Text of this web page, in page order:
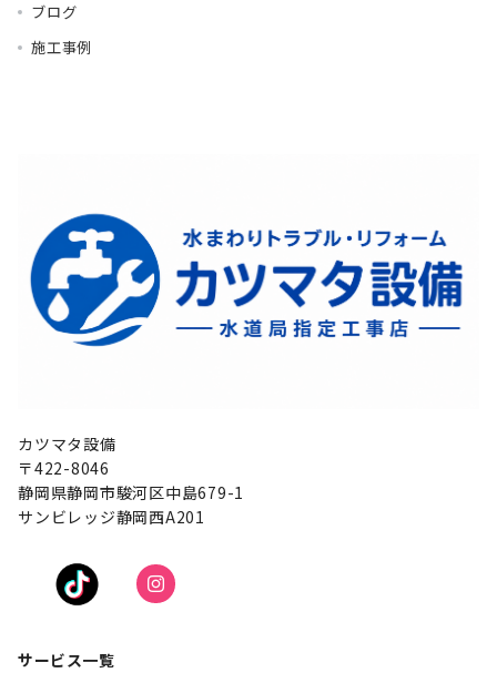
ブログ
施工事例
カツマタ設備
〒422-8046
静岡県静岡市駿河区中島679-1
サンビレッジ静岡西A201
サービス一覧